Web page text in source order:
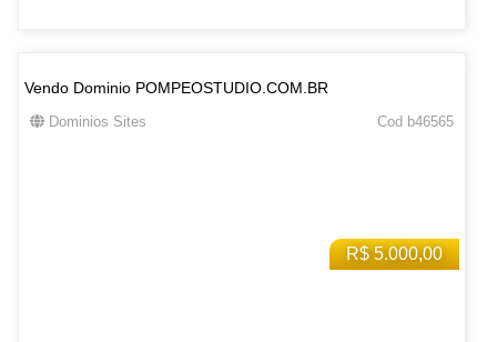
R$ 5.000,00
Vendo Dominio POMPEOSTUDIO.COM.BR
Dominios Sites Cod b46565